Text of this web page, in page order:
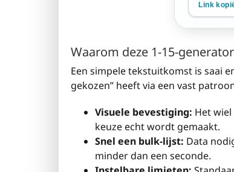
Link
Waarom deze 1-15-
Een simpele tekstuitkomst is saai
gekozen” heeft via een vast
Visuele bevestiging: Het
keuze echt wordt gemaakt.
Snel een bulk-lijst: Data
minder dan een seconde.